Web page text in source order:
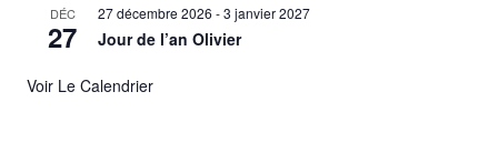
DÉC
27
27 décembre 2026 -3 janvier 2027
Jour de l’an Olivier
Voir Le Calendrier